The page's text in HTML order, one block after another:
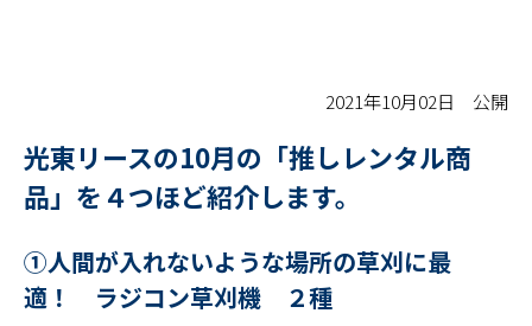
2021年10月02日 公開
光東リースの10月の「推しレンタル商
品」を４つほど紹介します。
①人間が入れないような場所の草刈に最
適！ ラジコン草刈機 ２種